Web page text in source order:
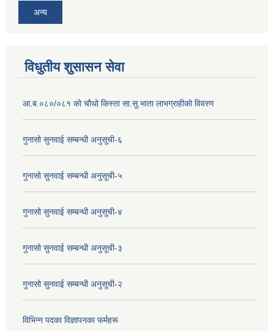
अन्य
विधुतीय शुसासन सेवा
आ.ब.०८०/०८१ को चौथो किस्ता सा.सु.भाता लाभग्राहीको विवरण
गुनासो सुनवाई सम्बन्धी अनुसूची-६
गुनासो सुनवाई सम्बन्धी अनुसूची-५
गुनासो सुनवाई सम्बन्धी अनुसूची-४
गुनासो सुनवाई सम्बन्धी अनुसूची-३
गुनासो सुनवाई सम्बन्धी अनुसूची-२
विभिन्न पदका विज्ञापनका फर्महरू